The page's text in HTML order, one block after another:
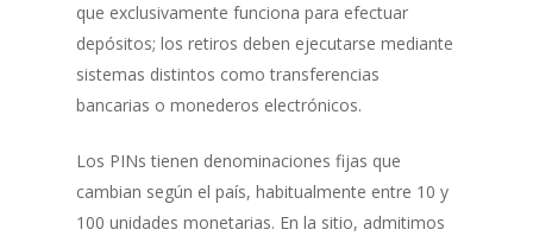
que exclusivamente funciona para efectuar
depósitos; los retiros deben ejecutarse mediante
sistemas distintos como transferencias
bancarias o monederos electrónicos.
Los PINs tienen denominaciones fijas que
cambian según el país, habitualmente entre 10 y
100 unidades monetarias. En la sitio, admitimos